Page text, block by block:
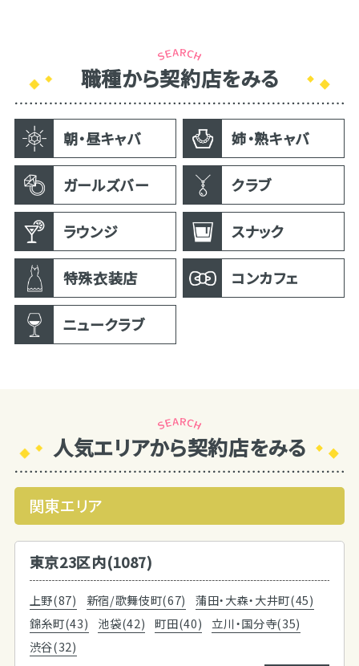
職種から契約店をみる
朝・昼キャバ 姉・熟キャバ
ガールズバー クラブ
ラウンジ スナック
特殊衣装店 コンカフェ
ニュークラブ
人気エリアから契約店をみる
関東エリア
東京23区内(1087)
上野(87) 新宿/歌舞伎町(67)
蒲田・大森・大井町(45)
錦糸町(43)
池袋(42) 町田(40)
立川・国分寺(35)
渋谷(32)